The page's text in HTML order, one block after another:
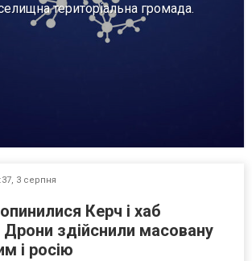
територіальна громада.
3 серпня
Керч і хаб
здійснили масовану
і росію